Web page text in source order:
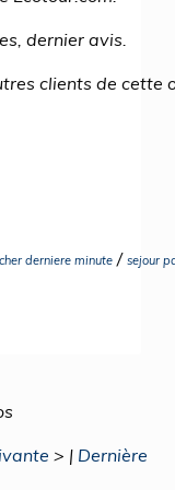
dernier avis.
clients de cette
derniere minute / sejour
> | Dernière